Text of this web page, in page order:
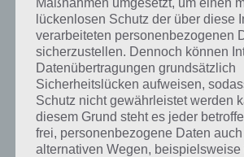
Flow Free Lösung 9×9 Level 8 und
10
Flow Free Lösung Jumbo
13×13
lückenlosen Schutz der über diese
verarbeiteten personenbezogenen
sicherzustellen. Dennoch können
Datenübertragungen grundsätzlich
Sicherheitslücken aufweisen,
Schutz nicht gewährleistet werden
diesem Grund steht es jeder
frei, personenbezogene Daten
alternativen Wegen, beispielsweise